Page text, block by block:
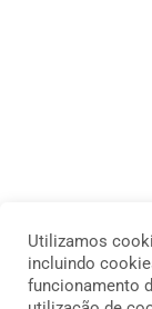
Utilizamos
incluindo
funcionamento